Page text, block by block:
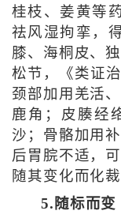
桂枝、姜黄等
祛风湿拘挛，
膝、海桐皮、
松节，《类证
颈部加用羌活
鹿角；皮腠经
沙；骨骼加用
后胃脘不适，
随其变化而化裁
5.随标而变